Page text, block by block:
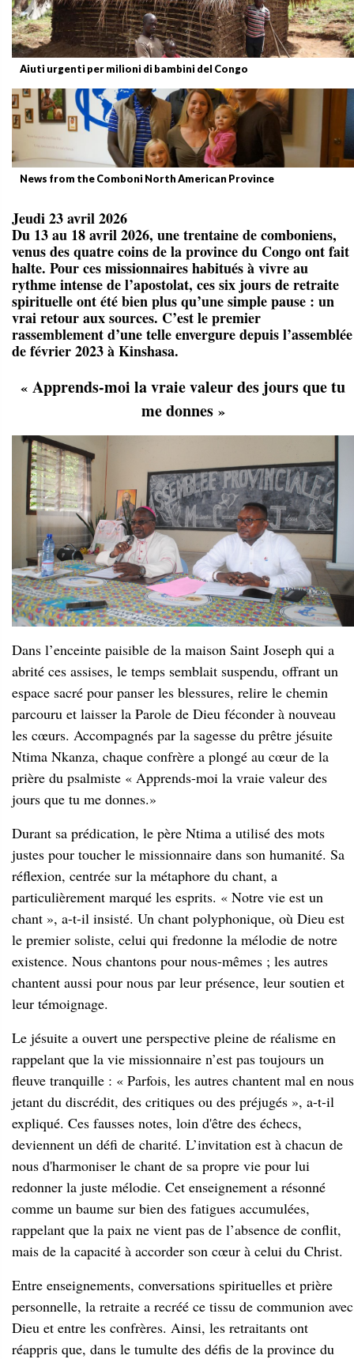
Aiuti urgenti per milioni di bambini del Congo
News from the Comboni North American Province
Jeudi 23 avril 2026
Du 13 au 18 avril 2026, une trentaine de comboniens,
venus des quatre coins de la province du Congo ont fait
halte. Pour ces missionnaires habitués à vivre au
rythme intense de l’apostolat, ces six jours de retraite
spirituelle ont été bien plus qu’une simple pause : un
vrai retour aux sources. C’est le premier
rassemblement d’une telle envergure depuis l’assemblée
de février 2023 à Kinshasa.
« Apprends-moi la vraie valeur des jours que tu
me donnes»
Dans l’enceinte paisible de la maison Saint Joseph qui a
abrité ces assises, le temps semblait suspendu, offrant un
espace sacré pour panser les blessures, relire le chemin
parcouru et laisser la Parole de Dieu féconder à nouveau
les cœurs. Accompagnés par la sagesse du prêtre jésuite
Ntima Nkanza, chaque confrère a plongé au cœur de la
prière du psalmiste « Apprends-moi la vraie valeur des
jours que tu me donnes.»
Durant sa prédication, le père Ntima a utilisé des mots
justes pour toucher le missionnaire dans son humanité. Sa
réflexion, centrée sur la métaphore du chant, a
particulièrement marqué les esprits. « Notre vie est un
chant », a-t-il insisté. Un chant polyphonique, où Dieu est
le premier soliste, celui qui fredonne la mélodie de notre
existence. Nous chantons pour nous-mêmes ; les autres
chantent aussi pour nous par leur présence, leur soutien et
leur témoignage.
Le jésuite a ouvert une perspective pleine de réalisme en
rappelant que la vie missionnaire n’est pas toujours un
fleuve tranquille : « Parfois, les autres chantent mal en nous
jetant du discrédit, des critiques ou des préjugés », a-t-il
expliqué. Ces fausses notes, loin d'être des échecs,
deviennent un défi de charité. L’invitation est à chacun de
nous d'harmoniser le chant de sa propre vie pour lui
redonner la juste mélodie. Cet enseignement a résonné
comme un baume sur bien des fatigues accumulées,
rappelant que la paix ne vient pas de l’absence de conflit,
mais de la capacité à accorder son cœur à celui du Christ.
Entre enseignements, conversations spirituelles et prière
personnelle, la retraite a recréé ce tissu de communion avec
Dieu et entre les confrères. Ainsi, les retraitants ont
réappris que, dans le tumulte des défis de la province du